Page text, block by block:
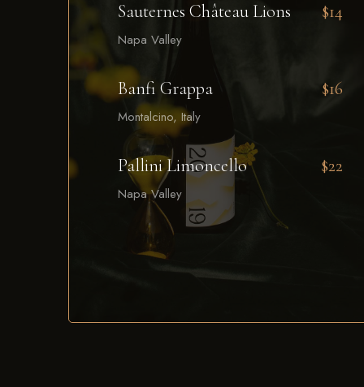
Sauternes Château Lions $14
Napa Valley
Banfi Grappa $16
Montalcino, Italy
Pallini Limoncello $22
Napa Valley